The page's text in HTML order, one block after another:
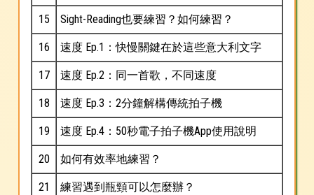
15 Sight-Reading也要練習？如何練習？
16 速度 Ep.1：快慢關鍵在於這些意大利文字
17 速度 Ep.2：同一首歌，不同速度
18 速度 Ep.3：2分鐘解構傳統拍子機
19 速度 Ep.4：50秒電子拍子機App使用說明
20 如何有效率地練習？
21 練習遇到瓶頸可以怎麼辦？